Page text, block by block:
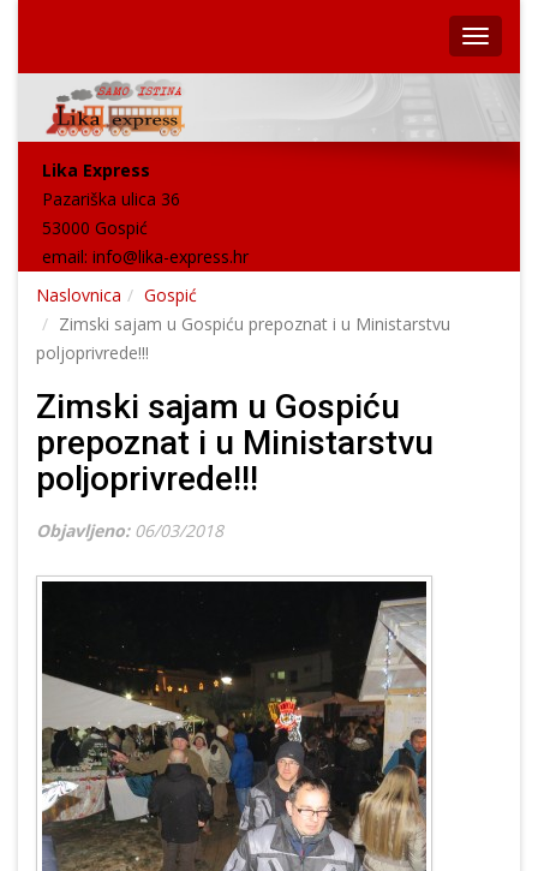
Lika Express
Pazariška ulica 36
53000 Gospić
email: info@lika-express.hr
Naslovnica
Gospić
Zimski sajam u Gospiću prepoznat i u Ministarstvu
poljoprivrede!!!
Zimski sajam u Gospiću
prepoznat i u Ministarstvu
poljoprivrede!!!
Objavljeno: 06/03/2018